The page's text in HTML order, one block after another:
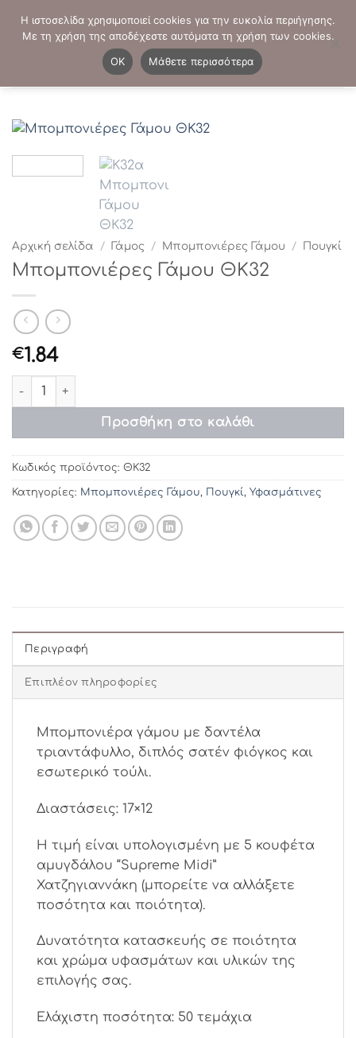
στο
ΤΗΛΕΦΩΝΙΚΕΣ ΠΑΡΑΓΓΕΛΙΕΣ: - 2103821941
Αρχική σελίδα / Γάμος / Μπομπονιέρες Γάμου / Πουγκί
Μπομπονιέρες Γάμου ΘΚ32
€1.84
Μπομπονιέρες Γάμου ΘΚ32 ποσότητα
Προσθήκη στο καλάθι
Κωδικός προϊόντος: ΘΚ32
Κατηγορίες: Μπομπονιέρες Γάμου, Πουγκί, Υφασμάτινες
Περιγραφή
Επιπλέον πληροφορίες
Μπομπονιέρα γάμου με δαντέλα
τριαντάφυλλο, διπλός σατέν φιόγκος και
εσωτερικό τούλι.
Διαστάσεις: 17×12
Η τιμή είναι υπολογισμένη με 5 κουφέτα
αμυγδάλου “Supreme Μidi”
Χατζηγιαννάκη (μπορείτε να αλλάξετε
ποσότητα και ποιότητα).
Δυνατότητα κατασκευής σε ποιότητα
και χρώμα υφασμάτων και υλικών της
επιλογής σας.
Ελάχιστη ποσότητα: 50 τεμάχια
Η ιστοσελίδα χρησιμοποιεί cookies για την ευκολία περιήγησης.
Με τη χρήση της αποδέχεστε αυτόματα τη χρήση των cookies.
OK
Μάθετε περισσότερα